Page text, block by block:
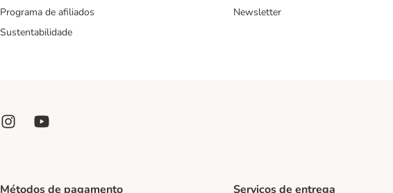
Programa de afiliados
Sustentabilidade
Newsletter
Métodos de pagamento Serviços de entrega